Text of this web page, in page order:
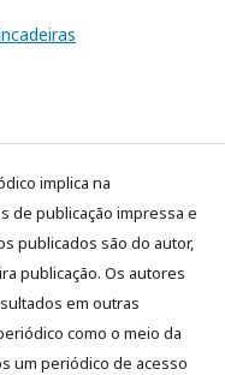
implica na
de publicação impressa e
publicados são do autor,
publicação. Os autores
em outras
como o meio da
um periódico de acesso